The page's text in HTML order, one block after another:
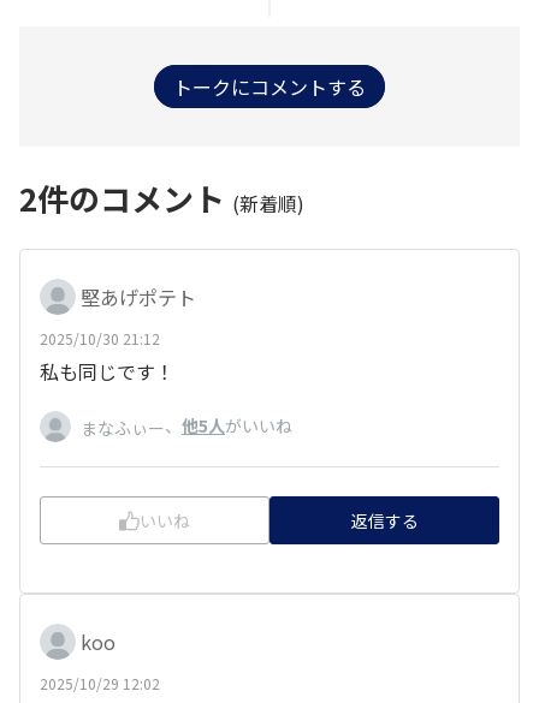
トークにコメントする
2件のコメント (新着順)
堅あげポテト
2025/10/30 21:12
私も同じです！
まなふぃー、 他5人がいいね
いいね 返信する
koo
2025/10/29 12:02